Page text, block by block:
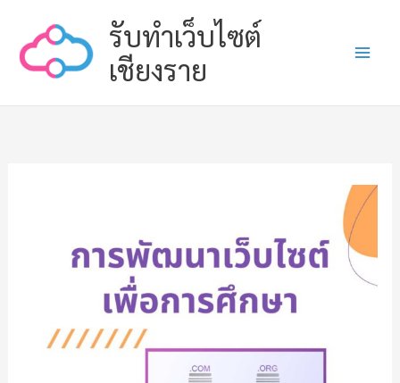
content
รับทำเว็บไซต์
เชียงราย